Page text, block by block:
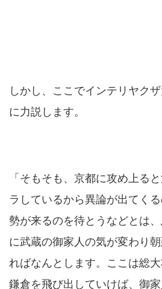
しかし、ここでインテリヤク
に力説します。
「そもそも、京都に攻め上る
ラしているから異論が出てく
勢が来るのを待とうなどとは
に武蔵の御家人の気が変わり
ればなんとします。ここは総
鎌倉を飛び出していけば、御